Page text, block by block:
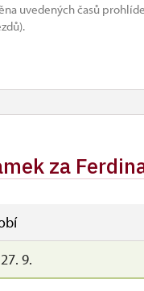
uvedených časů
za
9.